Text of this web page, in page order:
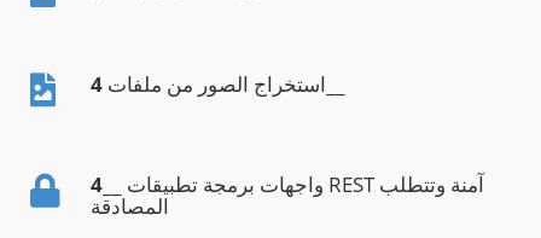
استخراج الصور من ملفات 4
4
المصادقة